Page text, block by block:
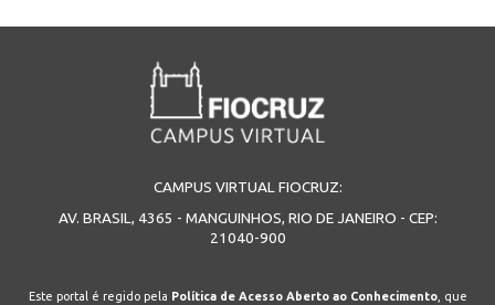
CAMPUS VIRTUAL FIOCRUZ:
AV. BRASIL, 4365 - MANGUINHOS, RIO DE JANEIRO - CEP:
21040-900
Este portal é regido pela Política de Acesso Aberto ao Conhecimento, que